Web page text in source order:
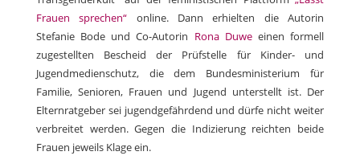
Frauen sprechen“ online. Dann erhielten die Autorin
Stefanie Bode und Co-Autorin Rona Duweeinen formell
zugestellten Bescheid der Prüfstelle für Kinder- und
Jugendmedienschutz, die dem Bundesministerium für
Familie, Senioren, Frauen und Jugend unterstellt ist. Der
Elternratgeber sei jugendgefährdend und dürfe nicht weiter
verbreitet werden. Gegen die Indizierung reichten beide
Frauen jeweils Klage ein.